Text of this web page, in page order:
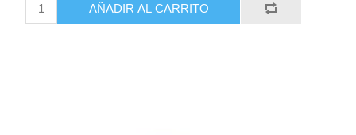
AÑADIR AL CARRITO